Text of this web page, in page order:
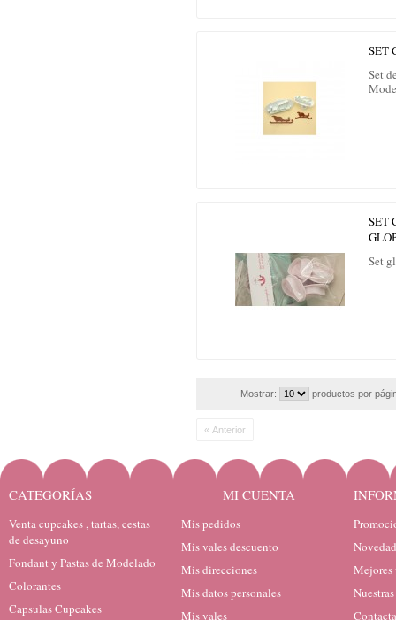
SET
Set
SET
Set
Mostrar: productos por
« Anterior
CATEGORÍAS
Venta cupcakes , tartas, cestas
de desayuno
Fondant y Pastas de Modelado
Colorantes
Capsulas Cupcakes
MI CUENTA
Mis pedidos
Mis vales descuento
Mis direcciones
Mis datos personales
Mis vales
Mejores